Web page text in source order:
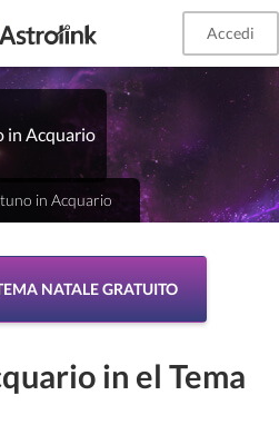
Accedi
in Acquario
in Acquario
NATALE GRATUITO
in el Tema